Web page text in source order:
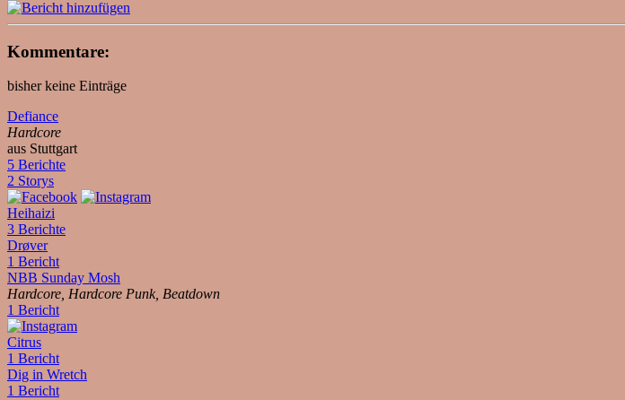
Kommentare:
bisher keine Einträge
Defiance
Hardcore
aus Stuttgart
5 Berichte
2 Storys
Heihaizi
3 Berichte
Drøver
1 Bericht
NBB Sunday Mosh
Hardcore, Hardcore Punk, Beatdown
1 Bericht
Citrus
1 Bericht
Dig in Wretch
1 Bericht